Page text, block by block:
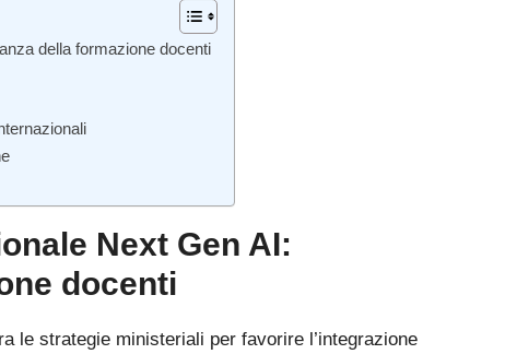
della formazione docenti
Next Gen AI:
docenti
le strategie ministeriali per favorire l’integrazione